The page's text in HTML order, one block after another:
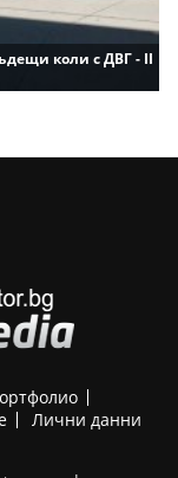
коли с ДВГ - II
Лични данни